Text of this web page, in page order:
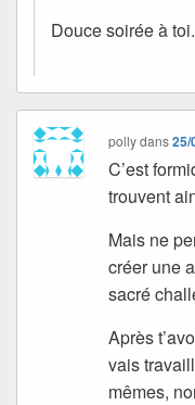
Douce soirée à toi.
pollydans25/
C’est
trouvent
Mais ne
créer une
sacré
Après
vais
mêmes,